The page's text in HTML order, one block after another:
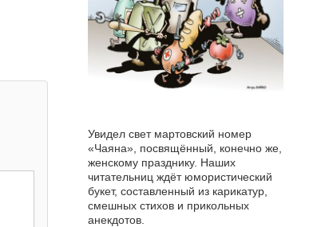
Увидел свет мартовский номер
«Чаяна», посвящённый, конечно же,
женскому празднику. Наших
читательниц ждёт юмористический
букет, составленный из карикатур,
смешных стихов и прикольных
анекдотов.